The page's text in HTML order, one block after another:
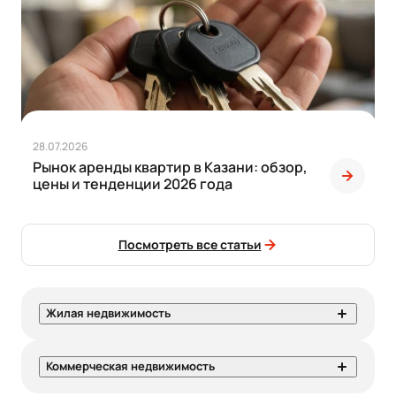
Четырехкомнатные 425
28.07.2026
Рынок аренды квартир в Казани: обзор,
цены и тенденции 2026 года
Посмотреть все статьи
Жилая недвижимость
Коммерческая недвижимость